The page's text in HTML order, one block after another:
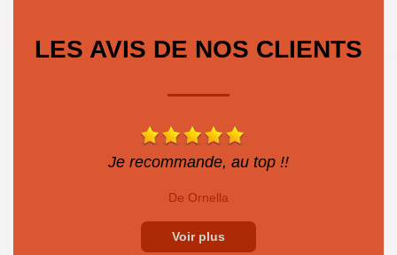
LES AVIS DE NOS CLIENTS
Je recommande, au top !!
De Ornella
Voir plus